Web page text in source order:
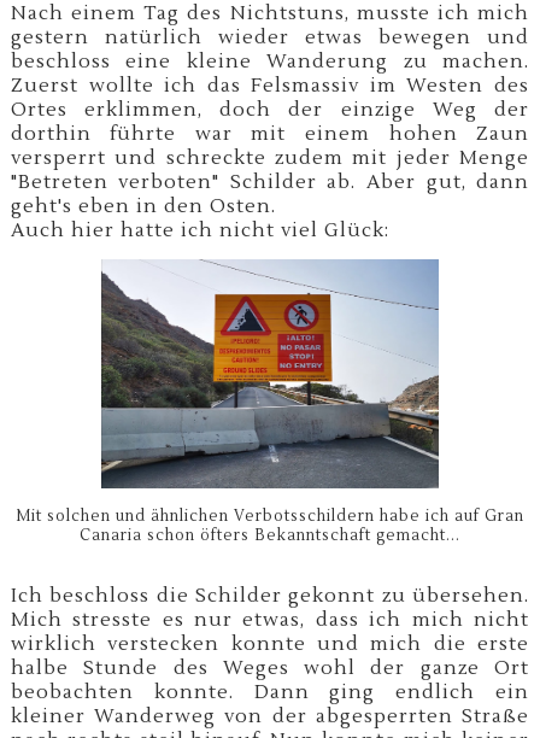
Nach einem Tag des Nichtstuns, musste ich mich
gestern natürlich wieder etwas bewegen und
beschloss eine kleine Wanderung zu machen.
Zuerst wollte ich das Felsmassiv im Westen des
Ortes erklimmen, doch der einzige Weg der
dorthin führte war mit einem hohen Zaun
versperrt und schreckte zudem mit jeder Menge
"Betreten verboten" Schilder ab. Aber gut, dann
geht's eben in den Osten.
Auch hier hatte ich nicht viel Glück:
Mit solchen und ähnlichen Verbotsschildern habe ich auf Gran
Canaria schon öfters Bekanntschaft gemacht...
Ich beschloss die Schilder gekonnt zu übersehen.
Mich stresste es nur etwas, dass ich mich nicht
wirklich verstecken konnte und mich die erste
halbe Stunde des Weges wohl der ganze Ort
beobachten konnte. Dann ging endlich ein
kleiner Wanderweg von der abgesperrten Straße